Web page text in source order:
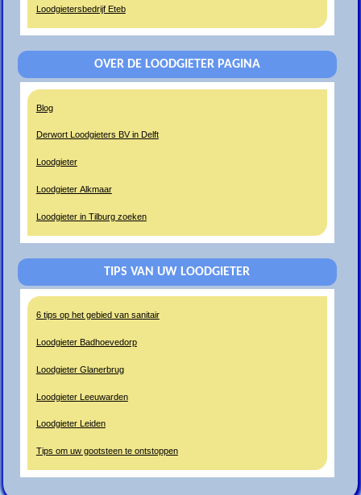
Loodgietersbedrijf Eteb
OVER DE LOODGIETER PAGINA
Blog
Derwort Loodgieters BV in Delft
Loodgieter
Loodgieter Alkmaar
Loodgieter in Tilburg zoeken
TIPS VAN UW LOODGIETER
6 tips op het gebied van sanitair
Loodgieter Badhoevedorp
Loodgieter Glanerbrug
Loodgieter Leeuwarden
Loodgieter Leiden
Tips om uw gootsteen te ontstoppen